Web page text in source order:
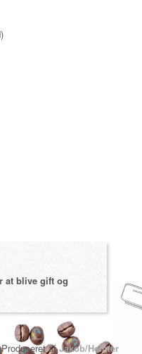
at blive gift og
afJakob/Helmer